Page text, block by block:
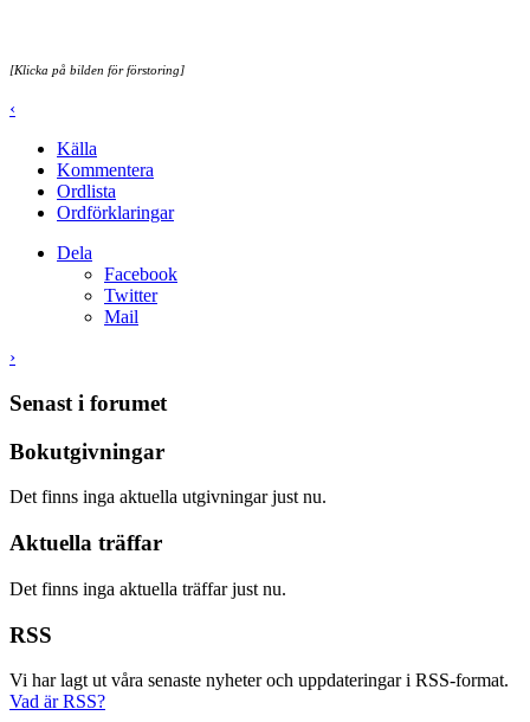
[Klicka på bilden för förstoring]
‹
Källa
Kommentera
Ordlista
Ordförklaringar
Dela
Facebook
Twitter
Mail
›
Senast i forumet
Bokutgivningar
Det finns inga aktuella utgivningar just nu.
Aktuella träffar
Det finns inga aktuella träffar just nu.
RSS
Vi har lagt ut våra senaste nyheter och uppdateringar i RSS-format.
Vad är RSS?